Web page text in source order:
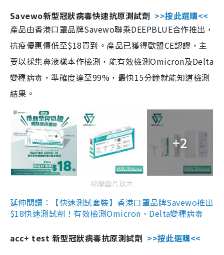
Savewo新型冠狀病毒快速抗原測試劑 >>按此選購<<
產品由香港口罩品牌Savewo聯乘DEEPBLUE合作推出，
抗疫優惠價低至$18買到。產品已獲得歐盟CE認證，主
要以採集鼻液樣本作檢測，能有效檢測Omicron及Delta
變種病毒，準確度達至99%，最快15分鐘就能知道檢測
結果。
+2
點擊圖片放大
延伸閱讀：【快速測試套裝】香港口罩品牌Savewo推出
$18快速測試劑！有效檢測Omicron、Delta變種病毒
acc+ test 新型冠狀病毒抗原測試劑 >>按此選購<<